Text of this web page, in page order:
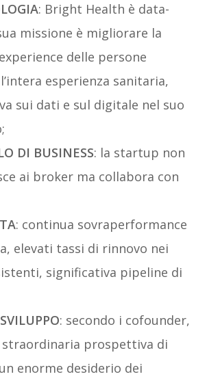
: Bright Health è data-
missione è migliorare la
delle persone
esperienza sanitaria,
sui dati e sul digitale nel suo
DI BUSINESS: la startup non
ai broker ma collabora con
: continua sovraperformance
elevati tassi di rinnovo nei
significativa pipeline di
: secondo i cofounder,
straordinaria prospettiva di
enorme desiderio dei